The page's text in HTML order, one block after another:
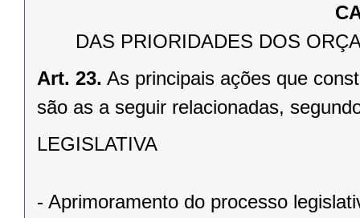
DAS PRIORIDADES DOS
Art. 23. As principais ações que
são as a seguir relacionadas,
LEGISLATIVA
- Aprimoramento do processo